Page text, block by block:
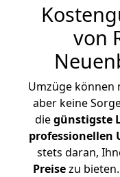
von
Umzüge können
aber keine
diegünstigste
professionellen
stets daran,
Preisezu